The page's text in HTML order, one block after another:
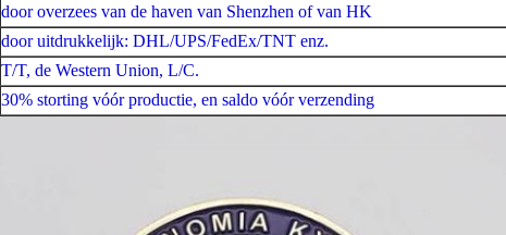
door overzees van de haven van Shenzhen of van HK
door uitdrukkelijk: DHL/UPS/FedEx/TNT enz.
T/T, de Western Union, L/C.
30% storting vóór productie, en saldo vóór verzending